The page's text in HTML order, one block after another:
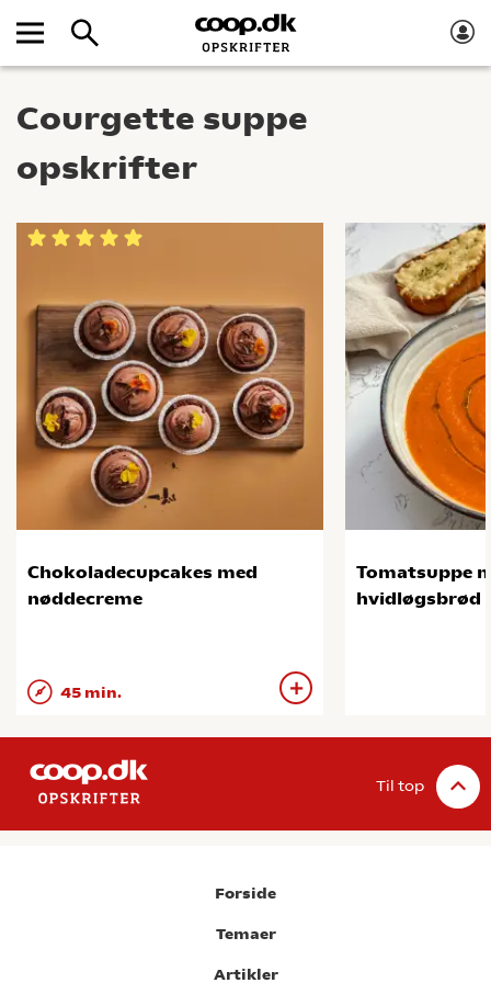
Courgette suppe
opskrifter
Chokoladecupcakes med
nøddecreme
45 min.
Tomatsuppe
hvidløgsbrød
Til top
Forside
Temaer
Artikler